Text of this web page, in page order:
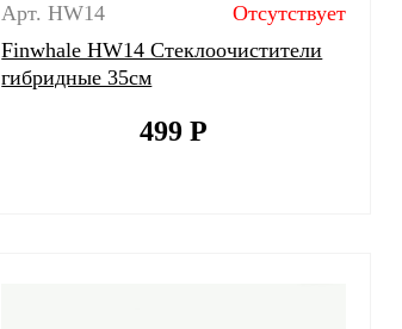
Арт. HW14
Отсутствует
Finwhale HW14 Стеклоочистители
гибридные 35см
499Р